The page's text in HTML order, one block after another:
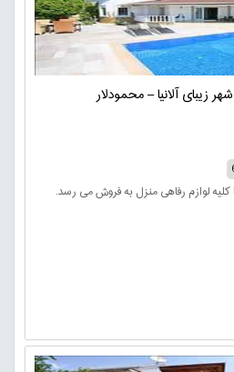
لوازم رفاهی منزل به فروش می رسد.